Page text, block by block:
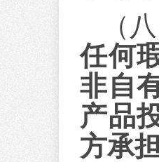
（
任何
非自
产品
方承